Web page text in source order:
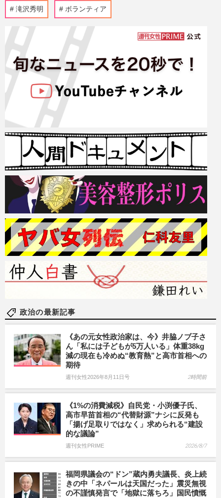
滝沢秀明 ボランティア
政治の最新記事
《あの元女性政治家は、今》井脇ノブ子さ
ん「私には子どもが5万人いる」体重38kg
減の現在も冷めぬ“教育熱”と高市首相への
期待
週刊女性2026年8月11日号 2時間前
《1%の消費減税》自民党・小渕優子氏、
高市早苗首相の“代替財源”ナシに反発も
「揚げ足取りではなく」求められる“建設
的な議論”
週刊女性PRIME 2026/8/7
福岡県議会の“ドン”蔵内勇夫議長、炎上続
きの中「ネパールは天国だった」震災無視
の不謹慎発言で「地獄に落ちろ」国民憤慨